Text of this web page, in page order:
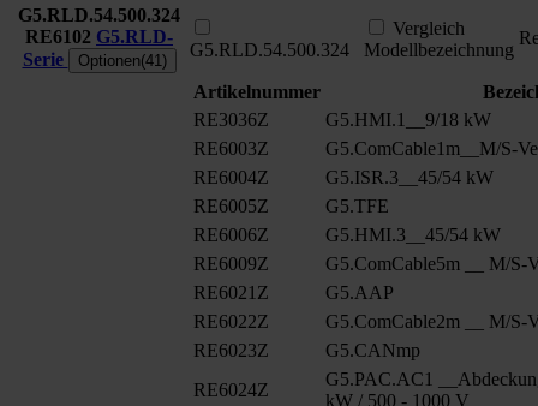
G5.RLD.54.500.324
RE6102 G5.RLD-
Serie
Optionen(41)
G5.RLD.54.500.324
Vergleich
Modellbezeichnung
Artikelnummer
RE3036Z
G5.HMI.1__9/18 kW
RE6003Z
G5.ComCable1m__M/S-
RE6004Z
G5.ISR.3__45/54 kW
RE6005Z
G5.TFE
RE6006Z
G5.HMI.3__45/54 kW
RE6009Z
G5.ComCable5m __ M/S-
RE6021Z
G5.AAP
RE6022Z
G5.ComCable2m __ M/S-
RE6023Z
G5.CANmp
RE6024Z
G5.PAC.AC1
kW / 500 - 1000 V